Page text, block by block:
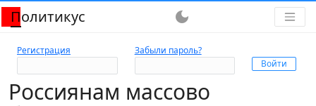
Политикус dark_mode
Регистрация Забыли пароль?
Россиянам массово